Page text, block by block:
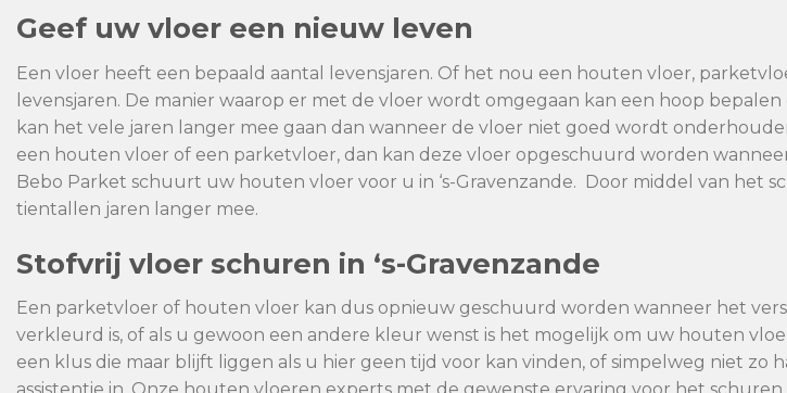
Geef uw vloer een nieuw leven
Een vloer heeft een bepaald aantal levensjaren. Of het nou een houten vloer,
levensjaren. De manier waarop er met de vloer wordt omgegaan kan een hoop
kan het vele jaren langer mee gaan dan wanneer de vloer niet goed wordt
een houten vloer of een parketvloer, dan kan deze vloer opgeschuurd worden
Bebo Parket schuurt uw houten vloer voor u in ‘s-Gravenzande. Door middel van
tientallen jaren langer mee.
Stofvrij vloer schuren in ‘s-Gravenzande
Een parketvloer of houten vloer kan dus opnieuw geschuurd worden wanneer het
verkleurd is, of als u gewoon een andere kleur wenst is het mogelijk om uw houten
een klus die maar blijft liggen als u hier geen tijd voor kan vinden, of simpelweg niet zo